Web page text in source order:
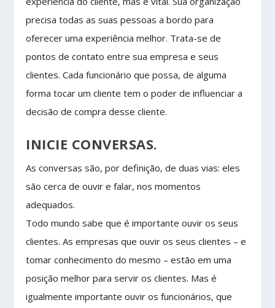
precisa todas as suas pessoas a bordo para
oferecer uma experiência melhor. Trata-se de
pontos de contato entre sua empresa e seus
clientes. Cada funcionário que possa, de alguma
forma tocar um cliente tem o poder de influenciar a
decisão de compra desse cliente.
INICIE CONVERSAS.
As conversas são, por definição, de duas vias: eles
são cerca de ouvir e falar, nos momentos
adequados.
Todo mundo sabe que é importante ouvir os seus
clientes. As empresas que ouvir os seus clientes – e
tomar conhecimento do mesmo – estão em uma
posição melhor para servir os clientes. Mas é
igualmente importante ouvir os funcionários, que